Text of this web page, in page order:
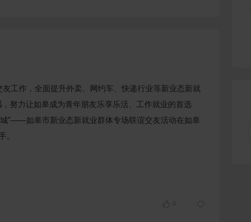
工作，全面提升外卖、网约车、快递行业等新业态新就
努力让如皋成为青年朋友乐享乐活、工作就业的首选
”——如皋市新业态新就业群体专场联谊交友活动在如皋
。
0